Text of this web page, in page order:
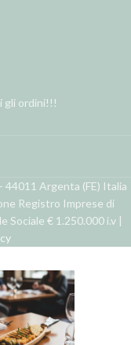
gli ordini!!!
44011 Argenta (FE) Italia
Registro Imprese di
Sociale € 1.250.000 i.v |